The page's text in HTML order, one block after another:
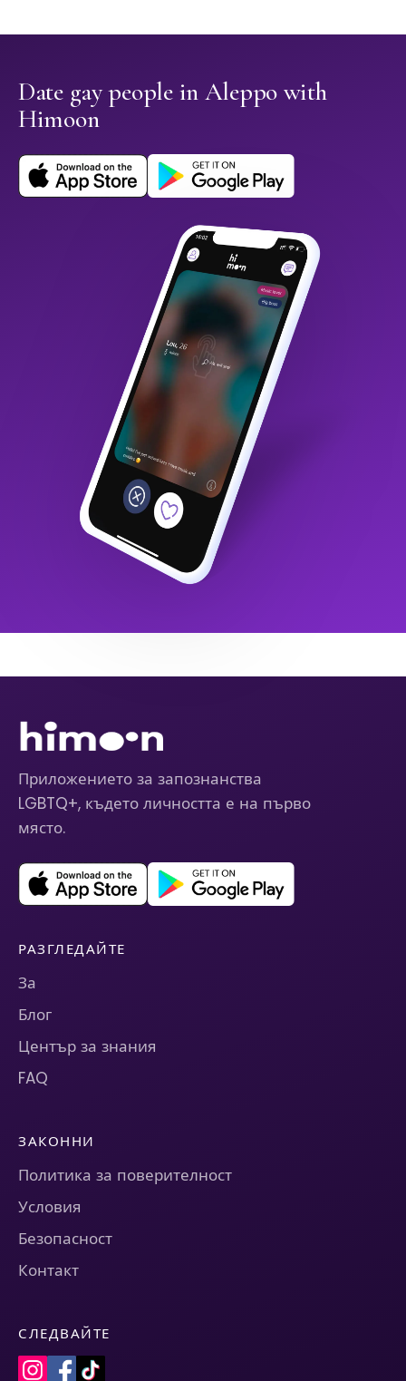
Date gay people in Aleppo with
Himoon
Приложението за запознанства
LGBTQ+, където личността е на първо
място.
РАЗГЛЕДАЙТЕ
За
Блог
Център за знания
FAQ
ЗАКОННИ
Политика за поверителност
Условия
Безопасност
Контакт
СЛЕДВАЙТЕ